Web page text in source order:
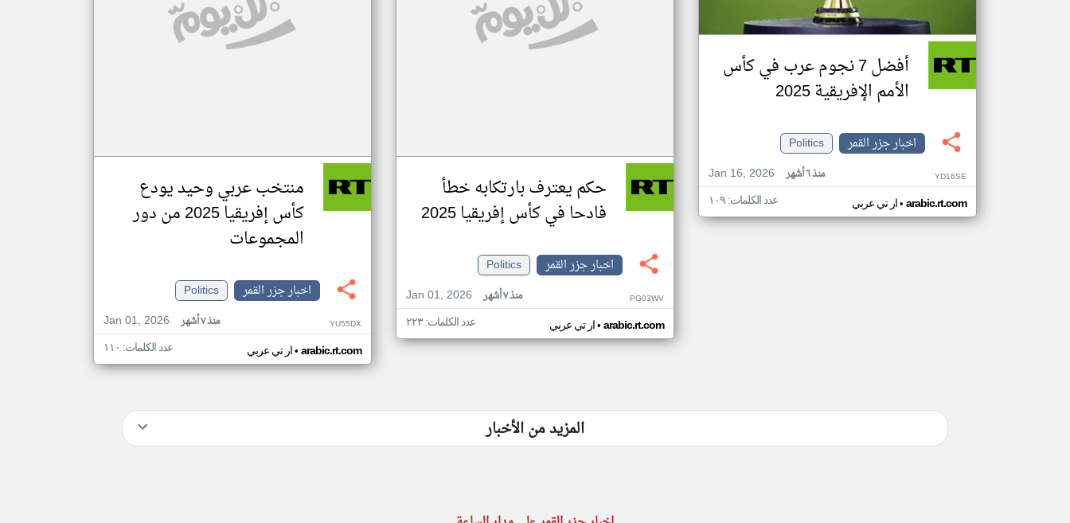
أفضل 7 نجوم عرب في كأس
الأمم الإفريقية 2025
اخبار جزر القمر
Politics
Jan 16, 2026
منذ ٦ أشهر YD16SE
ار تي عربي• arabic.rt.com عدد الكلمات: ١٠٩
حكم يعترف بارتكابه خطأ
فادحا في كأس إفريقيا 2025
اخبار جزر القمر
Politics
Jan 01, 2026
منذ ٧ أشهر PG03WV
ار تي عربي• arabic.rt.com عدد الكلمات: ٢٢٣
منتخب عربي وحيد يودع
كأس إفريقيا 2025 من دور
المجموعات
اخبار جزر القمر
Politics
Jan 01, 2026
منذ ٧ أشهر YU55DX
ار تي عربي• arabic.rt.com عدد الكلمات: ١١٠
المزيد من الأخبار